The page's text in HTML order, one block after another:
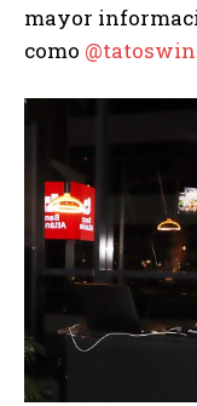
mayor
como